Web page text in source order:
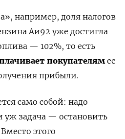
например, доля налогов
Аи92 уже достигла
— 102%, то есть
покупателям ее
прибыли.
само собой: надо
уж задача — остановить
этого